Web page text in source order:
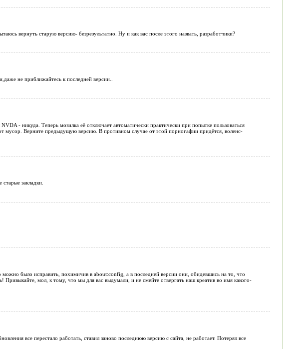
вернуть старую версию- безрезультатно. Ну и как вас после этого назвать, разработчики?
не приближайтесь к последней версии..
- никуда. Теперь мозилка её отключает автоматически практически при попытке пользоваться
мусор. Верните предыдущую версию. В противном случае от этой порногафии придётся, воленс-
закладки.
можно было исправить, похимичив в about:config, а в последней версии они, обидевшись на то, что
мол, к тому, что мы для вас выдумали, и не смейте отвергать наш креатив во имя какого-
все перестало работать, ставил заново последнюю версию с сайта, не работает. Потерял все